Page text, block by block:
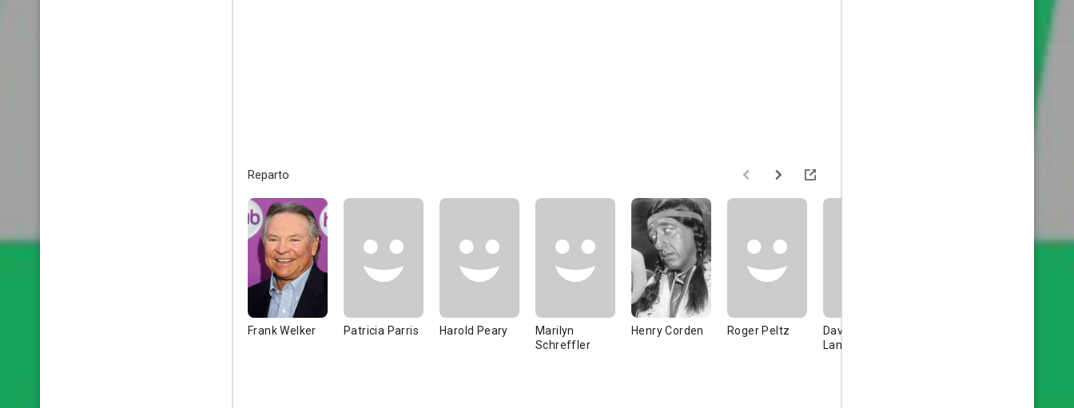
Reparto
Frank Welker Patricia Parris Harold Peary
Marilyn
Schreffler
Henry Corden Roger Peltz
David
Landsberg